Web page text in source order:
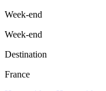
Week-end
Week-end
Destination
France